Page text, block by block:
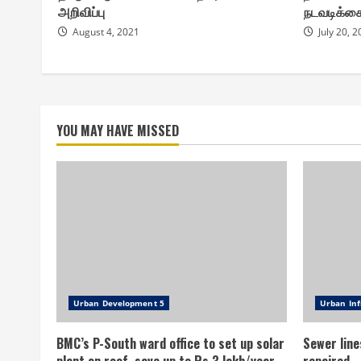
அறிவிப்பு
August 4, 2021 July 20,
YOU MAY HAVE MISSED
Urban Development 5
BMC’s P-South ward office to set up solar
Urban
Sewer